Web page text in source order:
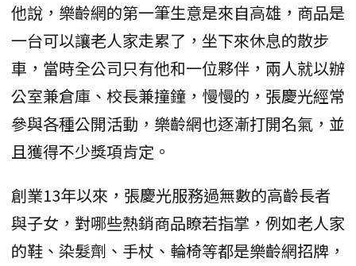
他說，樂齡網的第一筆生意是來自高雄，商品是
一台可以讓老人家走累了，坐下來休息的散步
車，當時全公司只有他和一位夥伴，兩人就以辦
公室兼倉庫、校長兼撞鐘，慢慢的，張慶光經常
參與各種公開活動，樂齡網也逐漸打開名氣，並
且獲得不少獎項肯定。
創業13年以來，張慶光服務過無數的高齡長者
與子女，對哪些熱銷商品瞭若指掌，例如老人家
的鞋、染髮劑、手杖、輪椅等都是樂齡網招牌，